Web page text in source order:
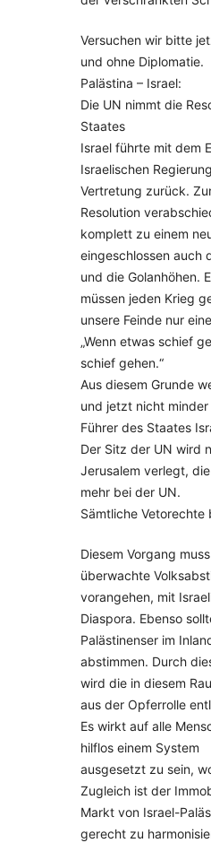
Versuchen wir bitte
und ohne Diplomatie.
Palästina – Israel:
Die UN nimmt die
Staates
Israel führte mit dem
Israelischen
Vertretung zurück.
Resolution
komplett zu einem
eingeschlossen auch
und die Golanhöhen.
müssen jeden Krieg
unsere Feinde nur
„Wenn etwas schief
schief gehen.“
Aus diesem Grunde
und jetzt nicht
Führer des Staates
Der Sitz der UN wird
Jerusalem verlegt,
mehr bei der UN.
Sämtliche Vetorechte
Diesem Vorgang
überwachte
vorangehen, mit
Diaspora. Ebenso
Palästinenser im
abstimmen. Durch
wird die in diesem
aus der Opferrolle
Es wirkt auf alle
hilflos einem System
ausgesetzt zu sein,
Zugleich ist der
Markt von Israel-
gerecht zu